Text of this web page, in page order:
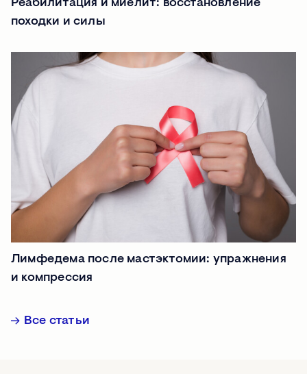
Реабилитация и миелит: восстановление
походки и силы
Лимфедема после мастэктомии: упражнения
и компрессия
Все статьи